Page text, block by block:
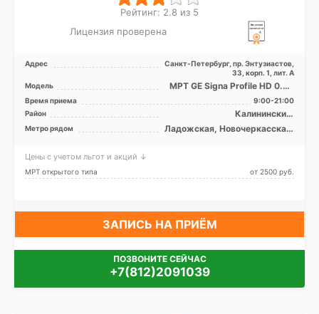
Рейтинг: 2.8 из 5
Лицензия проверена
Адрес
Санкт-Петербург, пр. Энтузиастов,
33, корп. 1, лит. А
Модель
МРТ GE Signa Profile HD 0.2T
открытый тип
Время приема
9:00-21:00
Район
Калининский,
Красногвардейский,
Невский, Лен. область
Метро рядом
Ладожская, Новочеркасская,
Цены с учетом льгот и акций ↓
МРТ открытого типа от 2500 pуб.
ЗАПИСЬ НА ПРИЁМ
ПОЗВОНИТЕ СЕЙЧАС
+7(812)2091039